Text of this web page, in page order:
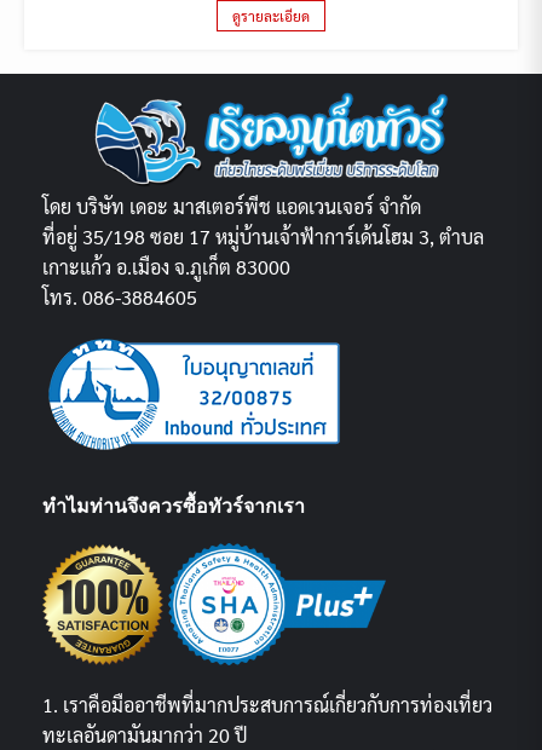
ดูรายละเอียด
โดย บริษัท เดอะ มาสเตอร์พีช แอดเวนเจอร์ จำกัด
ที่อยู่ 35/198 ซอย 17 หมู่บ้านเจ้าฟ้าการ์เด้นโฮม 3, ตำบล
เกาะแก้ว อ.เมือง จ.ภูเก็ต 83000
โทร. 086-3884605
ทำไมท่านจึงควรซื้อทัวร์จากเรา
1. เราคือมืออาชีพที่มากประสบการณ์เกี่ยวกับการท่องเที่ยว
ทะเลอันดามันมากว่า 20 ปี